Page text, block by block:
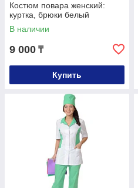
Костюм повара женский:
куртка, брюки белый
В наличии
9 000 ₸
Купить